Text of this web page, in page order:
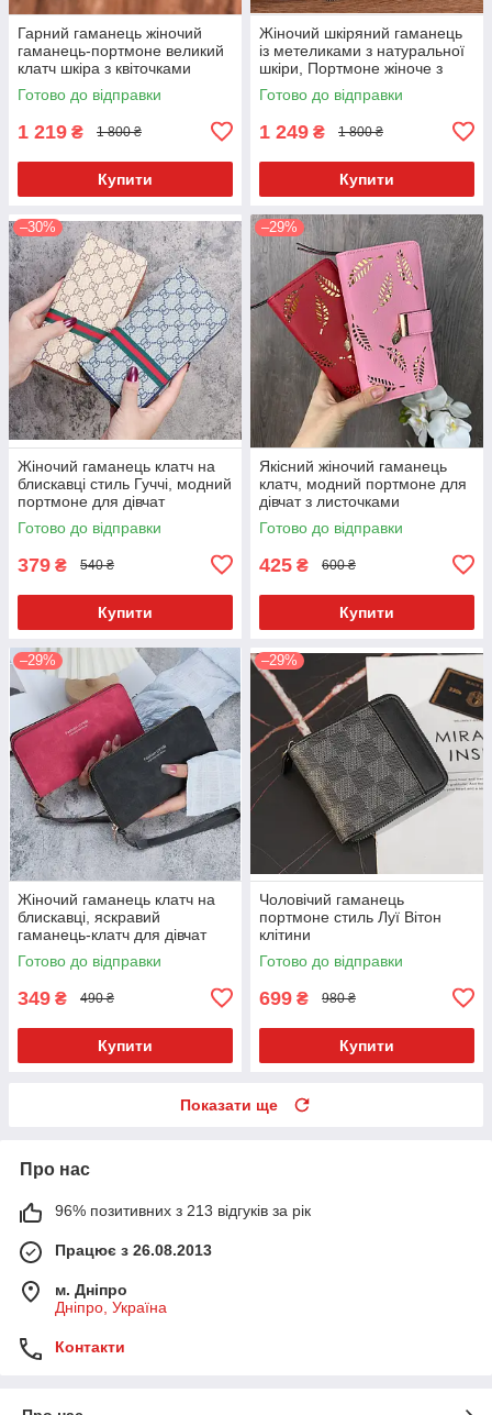
Гарний гаманець жіночий
гаманець-портмоне великий
клатч шкіра з квіточками
Готово до відправки
1 219 ₴ 1 800 ₴
Купити
Жіночий шкіряний гаманець
із метеликами з натуральної
шкіри, Портмоне жіноче з
тисненням метелика
Готово до відправки
1 249 ₴ 1 800 ₴
Купити
–30%
Жіночий гаманець клатч на
блискавці стиль Гуччі, модний
портмоне для дівчат
Готово до відправки
379 ₴ 540 ₴
Купити
–29%
Якісний жіночий гаманець
клатч, модний портмоне для
дівчат з листочками
Готово до відправки
425 ₴ 600 ₴
Купити
–29%
Жіночий гаманець клатч на
блискавці, яскравий
гаманець-клатч для дівчат
Готово до відправки
349 ₴ 490 ₴
Купити
–29%
Чоловічий гаманець
портмоне стиль Луї Вітон
клітини
Готово до відправки
699 ₴ 980 ₴
Купити
Показати ще
Про нас
96% позитивних з 213 відгуків за рік
Працює з 26.08.2013
м. Дніпро
Дніпро, Україна
Контакти